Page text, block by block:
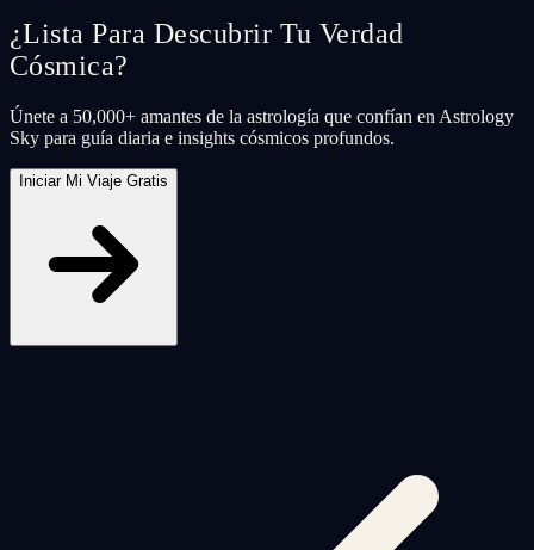
¿Lista Para Descubrir Tu Verdad
Cósmica?
Únete a 50,000+ amantes de la astrología que confían en Astrology
Sky para guía diaria e insights cósmicos profundos.
Iniciar Mi Viaje Gratis